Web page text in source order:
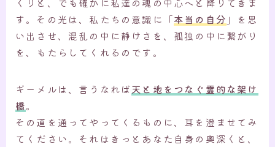
す。その光は、私たちの意識に「本当の自分 」を思
い出させ、混乱の中に静けさを、孤独の中に繋がり
を、もたらしてくれるのです。
ギーメルは、言うなれば天と地をつなぐ霊的な架け
橋。
その道を通ってやってくるものに、耳を澄ませてみ
てください。それはきっとあなた自身の奥深くと、